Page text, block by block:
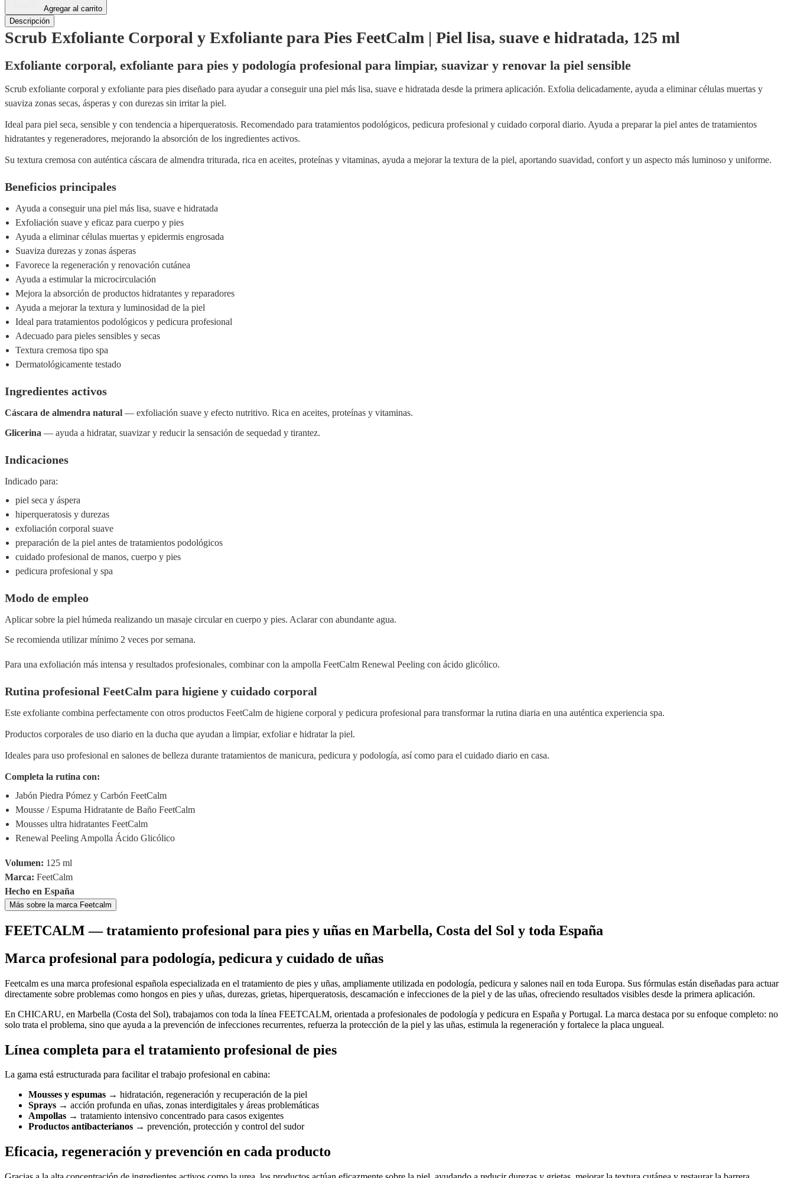
Agregar al carrito
Descripción
Scrub Exfoliante Corporal y Exfoliante para Pies FeetCalm | Piel lisa, suave e hidratada, 125 ml
Exfoliante corporal, exfoliante para pies y podología profesional para limpiar, suavizar y renovar la piel sensible
Scrub exfoliante corporal y exfoliante para pies diseñado para ayudar a conseguir una piel más lisa, suave e hidratada desde la primera aplicación. Exfolia delicadamente, ayuda a eliminar células muertas y
suaviza zonas secas, ásperas y con durezas sin irritar la piel.
Ideal para piel seca, sensible y con tendencia a hiperqueratosis. Recomendado para tratamientos podológicos, pedicura profesional y cuidado corporal diario. Ayuda a preparar la piel antes de tratamientos
hidratantes y regeneradores, mejorando la absorción de los ingredientes activos.
Su textura cremosa con auténtica cáscara de almendra triturada, rica en aceites, proteínas y vitaminas, ayuda a mejorar la textura de la piel, aportando suavidad, confort y un aspecto más luminoso y uniforme.
Beneficios principales
Ayuda a conseguir una piel más lisa, suave e hidratada
Exfoliación suave y eficaz para cuerpo y pies
Ayuda a eliminar células muertas y epidermis engrosada
Suaviza durezas y zonas ásperas
Favorece la regeneración y renovación cutánea
Ayuda a estimular la microcirculación
Mejora la absorción de productos hidratantes y reparadores
Ayuda a mejorar la textura y luminosidad de la piel
Ideal para tratamientos podológicos y pedicura profesional
Adecuado para pieles sensibles y secas
Textura cremosa tipo spa
Dermatológicamente testado
Ingredientes activos
Cáscara de almendra natural — exfoliación suave y efecto nutritivo. Rica en aceites, proteínas y vitaminas.
Glicerina — ayuda a hidratar, suavizar y reducir la sensación de sequedad y tirantez.
Indicaciones
Indicado para:
piel seca y áspera
hiperqueratosis y durezas
exfoliación corporal suave
preparación de la piel antes de tratamientos podológicos
cuidado profesional de manos, cuerpo y pies
pedicura profesional y spa
Modo de empleo
Aplicar sobre la piel húmeda realizando un masaje circular en cuerpo y pies. Aclarar con abundante agua.
Se recomienda utilizar mínimo 2 veces por semana.
Para una exfoliación más intensa y resultados profesionales, combinar con la ampolla FeetCalm Renewal Peeling con ácido glicólico.
Rutina profesional FeetCalm para higiene y cuidado corporal
Este exfoliante combina perfectamente con otros productos FeetCalm de higiene corporal y pedicura profesional para transformar la rutina diaria en una auténtica experiencia spa.
Productos corporales de uso diario en la ducha que ayudan a limpiar, exfoliar e hidratar la piel.
Ideales para uso profesional en salones de belleza durante tratamientos de manicura, pedicura y podología, así como para el cuidado diario en casa.
Completa la rutina con:
Jabón Piedra Pómez y Carbón FeetCalm
Mousse / Espuma Hidratante de Baño FeetCalm
Mousses ultra hidratantes FeetCalm
Renewal Peeling Ampolla Ácido Glicólico
Volumen: 125 ml
Marca: FeetCalm
Hecho en España
Más sobre la marca Feetcalm
FEETCALM — tratamiento profesional para pies y uñas en Marbella, Costa del Sol y toda España
Marca profesional para podología, pedicura y cuidado de uñas
Feetcalm es una marca profesional española especializada en el tratamiento de pies y uñas, ampliamente utilizada en podología, pedicura y salones nail en toda Europa. Sus fórmulas están diseñadas para actuar
directamente sobre problemas como hongos en pies y uñas, durezas, grietas, hiperqueratosis, descamación e infecciones de la piel y de las uñas, ofreciendo resultados visibles desde la primera aplicación.
En CHICARU, en Marbella (Costa del Sol), trabajamos con toda la línea FEETCALM, orientada a profesionales de podología y pedicura en España y Portugal. La marca destaca por su enfoque completo: no
solo trata el problema, sino que ayuda a la prevención de infecciones recurrentes, refuerza la protección de la piel y las uñas, estimula la regeneración y fortalece la placa ungueal.
Línea completa para el tratamiento profesional de pies
La gama está estructurada para facilitar el trabajo profesional en cabina:
Mousses y espumas → hidratación, regeneración y recuperación de la piel
Sprays → acción profunda en uñas, zonas interdigitales y áreas problemáticas
Ampollas → tratamiento intensivo concentrado para casos exigentes
Productos antibacterianos → prevención, protección y control del sudor
Eficacia, regeneración y prevención en cada producto